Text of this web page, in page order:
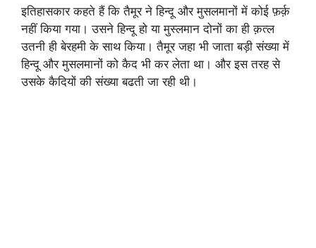
इतिहासकार कहते हैं कि तैमूर ने हिन्दू और मुसलमानों में कोई फ़र्क़
नहीं किया गया। उसने हिन्दू हो या मुस्लमान दोनों का ही क़त्ल
उतनी ही बेरहमी के साथ किया। तैमूर जहा भी जाता बड़ी संख्या में
हिन्दू और मुसलमानों को कैद भी कर लेता था। और इस तरह से
उसके कैदियों की संख्या बढती जा रही थी।